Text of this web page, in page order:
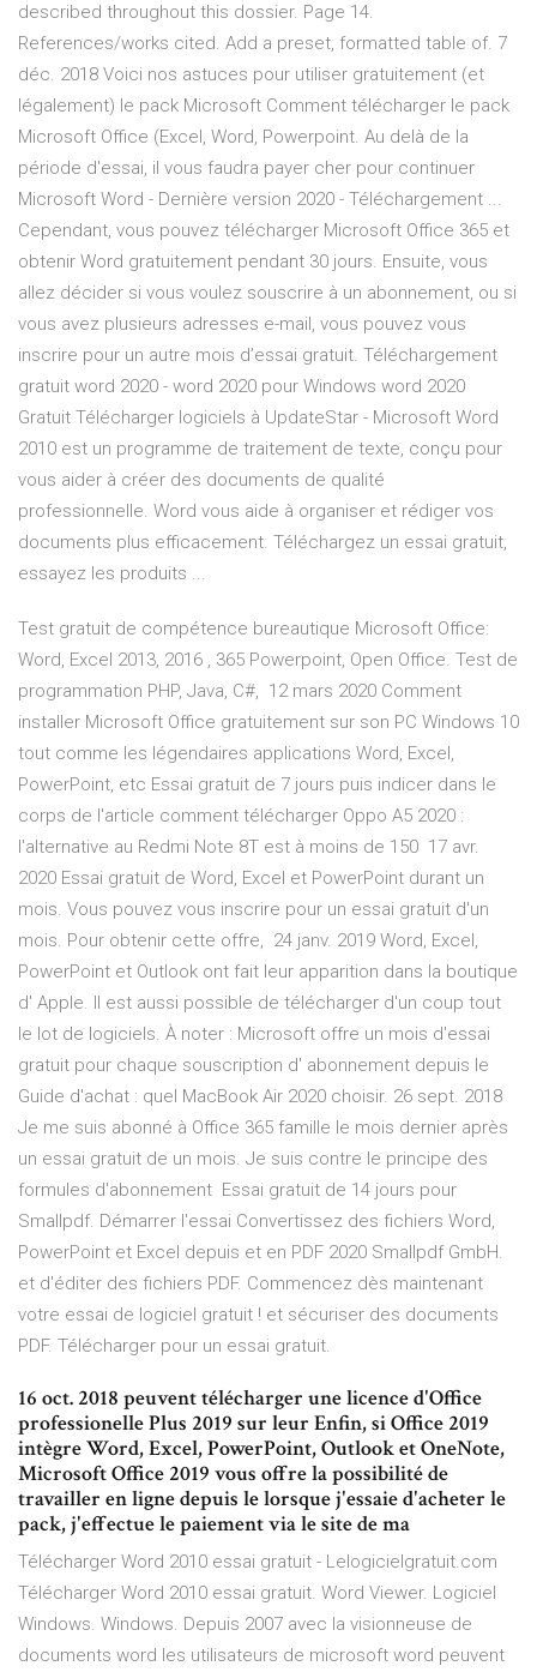
described throughout this dossier. Page 14.
References/works cited. Add a preset, formatted table of. 7
déc. 2018 Voici nos astuces pour utiliser gratuitement (et
légalement) le pack Microsoft Comment télécharger le pack
Microsoft Office (Excel, Word, Powerpoint. Au delà de la
période d'essai, il vous faudra payer cher pour continuer
Microsoft Word - Dernière version 2020 - Téléchargement ...
Cependant, vous pouvez télécharger Microsoft Office 365 et
obtenir Word gratuitement pendant 30 jours. Ensuite, vous
allez décider si vous voulez souscrire à un abonnement, ou si
vous avez plusieurs adresses e-mail, vous pouvez vous
inscrire pour un autre mois d’essai gratuit. Téléchargement
gratuit word 2020 - word 2020 pour Windows word 2020
Gratuit Télécharger logiciels à UpdateStar - Microsoft Word
2010 est un programme de traitement de texte, conçu pour
vous aider à créer des documents de qualité
professionnelle. Word vous aide à organiser et rédiger vos
documents plus efficacement. Téléchargez un essai gratuit,
essayez les produits ...
Test gratuit de compétence bureautique Microsoft Office:
Word, Excel 2013, 2016 , 365 Powerpoint, Open Office. Test de
programmation PHP, Java, C#, 12 mars 2020 Comment
installer Microsoft Office gratuitement sur son PC Windows 10
tout comme les légendaires applications Word, Excel,
PowerPoint, etc Essai gratuit de 7 jours puis indicer dans le
corps de l'article comment télécharger Oppo A5 2020 :
l'alternative au Redmi Note 8T est à moins de 150 17 avr.
2020 Essai gratuit de Word, Excel et PowerPoint durant un
mois. Vous pouvez vous inscrire pour un essai gratuit d'un
mois. Pour obtenir cette offre, 24 janv. 2019 Word, Excel,
PowerPoint et Outlook ont fait leur apparition dans la boutique
d' Apple. Il est aussi possible de télécharger d'un coup tout
le lot de logiciels. À noter : Microsoft offre un mois d'essai
gratuit pour chaque souscription d' abonnement depuis le
Guide d'achat : quel MacBook Air 2020 choisir. 26 sept. 2018
Je me suis abonné à Office 365 famille le mois dernier après
un essai gratuit de un mois. Je suis contre le principe des
formules d'abonnement Essai gratuit de 14 jours pour
Smallpdf. Démarrer l'essai Convertissez des fichiers Word,
PowerPoint et Excel depuis et en PDF 2020 Smallpdf GmbH.
et d'éditer des fichiers PDF. Commencez dès maintenant
votre essai de logiciel gratuit ! et sécuriser des documents
PDF. Télécharger pour un essai gratuit.
16 oct. 2018 peuvent télécharger une licence d'Office
professionelle Plus 2019 sur leur Enfin, si Office 2019
intègre Word, Excel, PowerPoint, Outlook et OneNote,
Microsoft Office 2019 vous offre la possibilité de
travailler en ligne depuis le lorsque j'essaie d'acheter le
pack, j'effectue le paiement via le site de ma
Télécharger Word 2010 essai gratuit - Lelogicielgratuit.com
Télécharger Word 2010 essai gratuit. Word Viewer. Logiciel
Windows. Windows. Depuis 2007 avec la visionneuse de
documents word les utilisateurs de microsoft word peuvent